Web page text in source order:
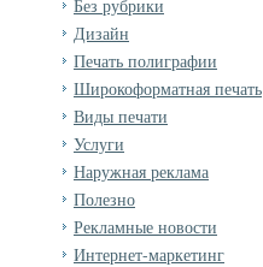
Без рубрики
Дизайн
Печать полиграфии
Широкоформатная печать
Виды печати
Услуги
Наружная реклама
Полезно
Рекламные новости
Интернет-маркетинг